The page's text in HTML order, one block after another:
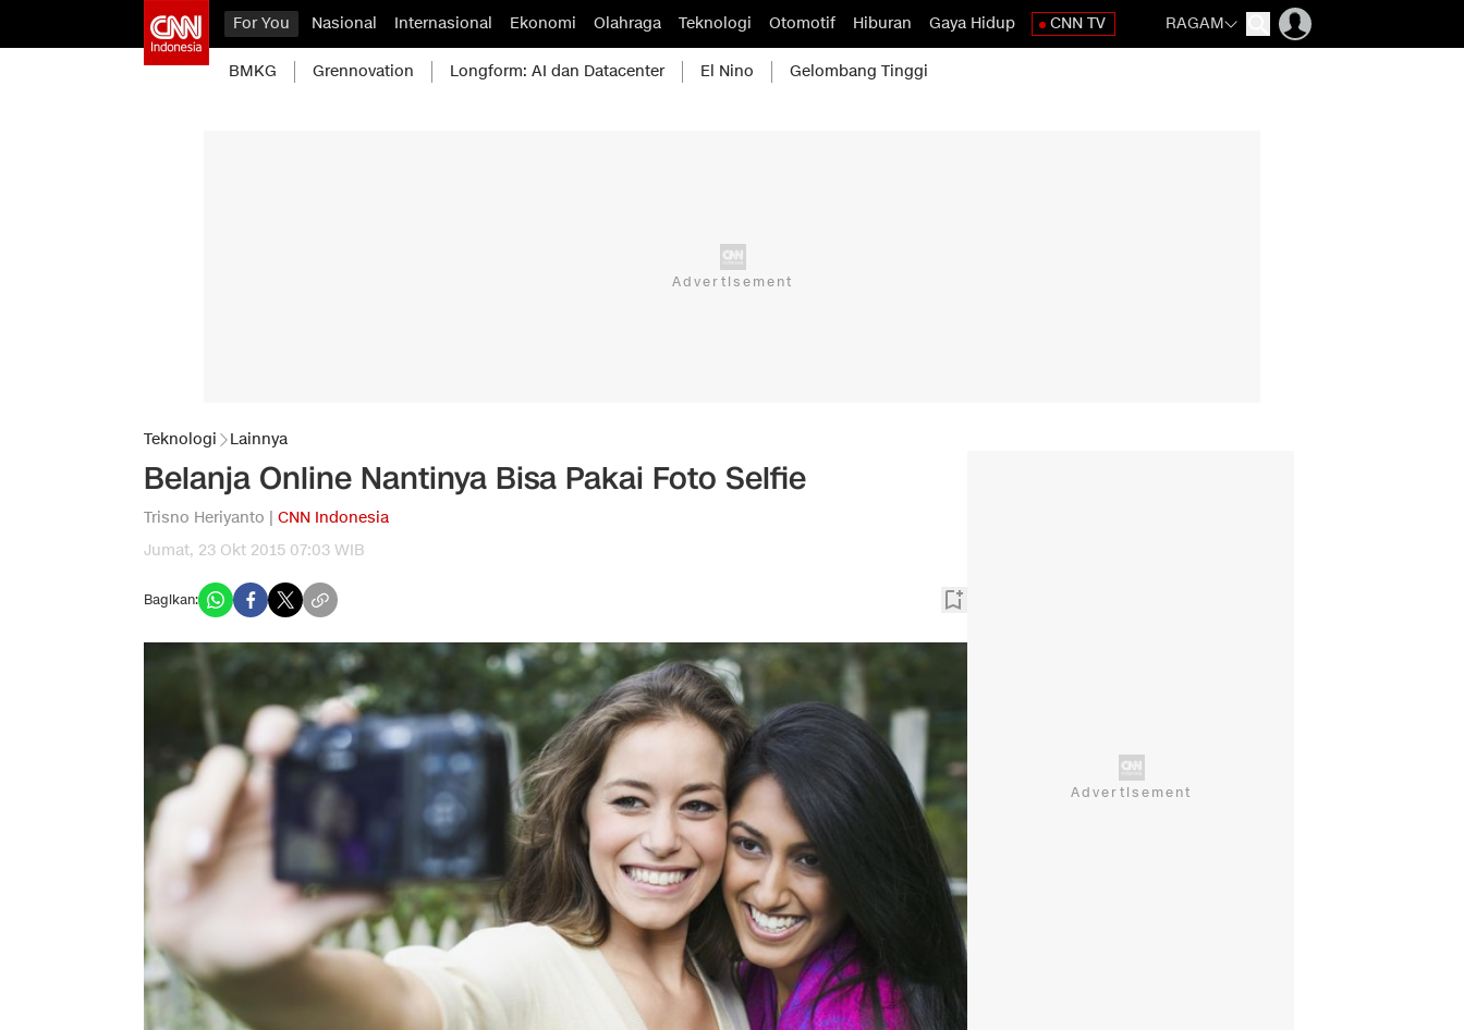
For You Nasional Internasional Ekonomi Olahraga Teknologi Otomotif Hiburan Gaya Hidup CNN TV RAGAM
BMKG Grennovation Longform: AI dan Datacenter El Nino Gelombang Tinggi
Teknologi Lainnya
Belanja Online Nantinya Bisa Pakai Foto Selfie
Trisno Heriyanto | CNN Indonesia
Jumat, 23 Okt 2015 07:03 WIB
Bagikan: